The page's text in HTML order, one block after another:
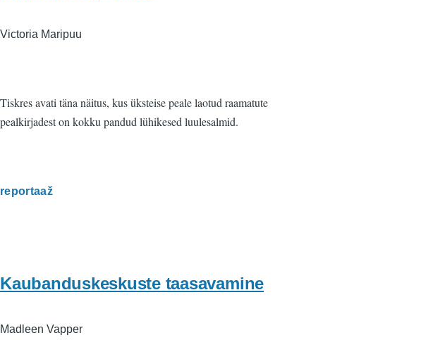
Victoria Maripuu
Tiskres avati täna näitus, kus üksteise peale laotud raamatute
pealkirjadest on kokku pandud lühikesed luulesalmid.
reportaaž
Kaubanduskeskuste taasavamine
Madleen Vapper